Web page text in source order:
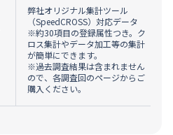
弊社オリジナル集計ツール
（SpeedCROSS）対応データ
※約30項目の登録属性つき。ク
ロス集計やデータ加工等の集計
が簡単にできます。
※過去調査結果は含まれません
ので、各調査回のページからご
購入ください。